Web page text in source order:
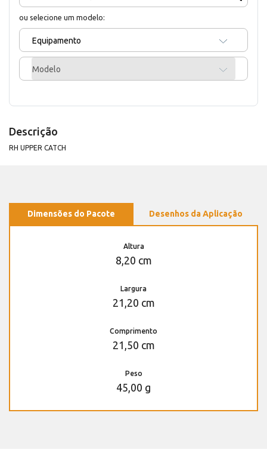
ou selecione um modelo:
Equipamento
Modelo
Descrição
RH UPPER CATCH
Dimensões do Pacote Desenhos da Aplicação
Altura
8,20 cm
Largura
21,20 cm
Comprimento
21,50 cm
Peso
45,00 g